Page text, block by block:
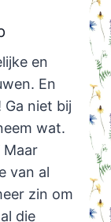
en
En
Ga niet bij
wat.
Maar
van al
zin om
die